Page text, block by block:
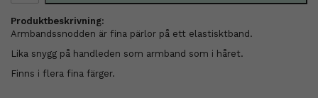
Produktbeskrivning:
Armbandssnodden är fina pärlor på ett elastisktband.
Lika snygg på handleden som armband som i håret.
Finns i flera fina färger.